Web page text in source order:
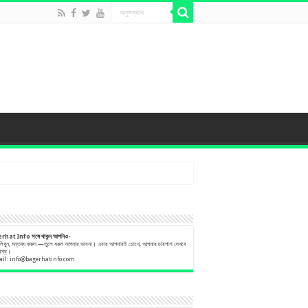
Info সঙ্গেথাকুনআপনিও-
মন্তব্য করুন —তুলে ধরুন আপনার ভাবনা। এবার আপনারই চোখে, আপনার চারপাশ দেখবে
info@bagerhatinfo.com